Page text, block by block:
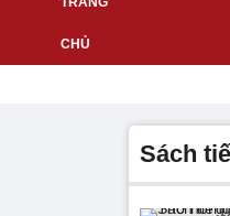
sách